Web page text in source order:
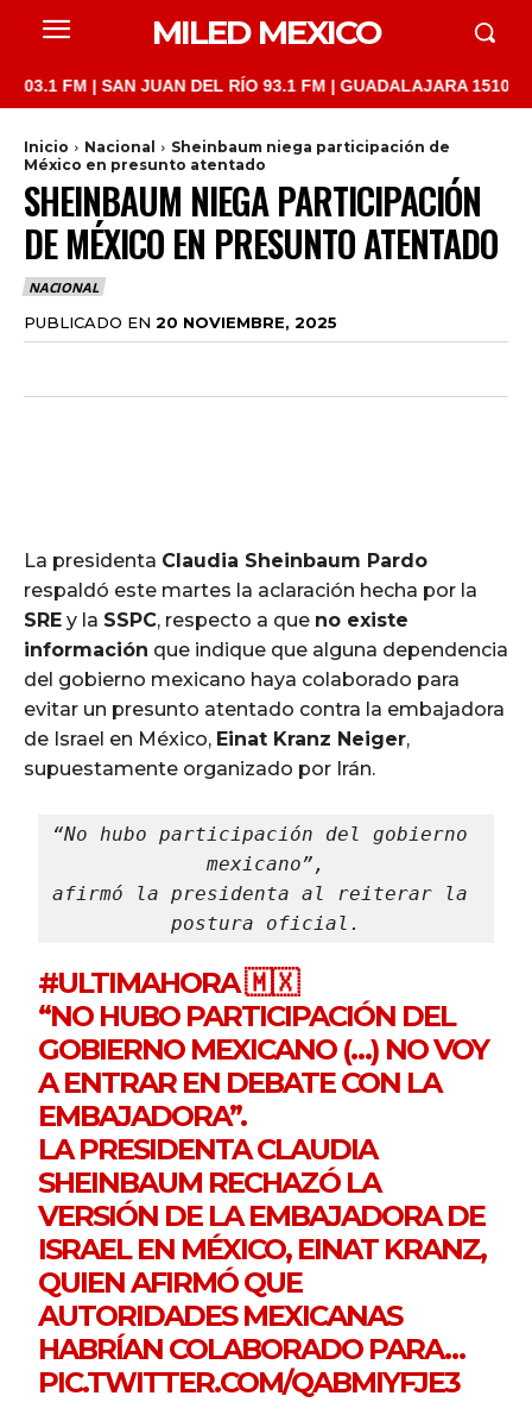
MILED MEXICO
FM | SAN JUAN DEL RÍO 93.1 FM | GUADALAJARA 1510 AM
Inicio Nacional
Sheinbaum niega participación de
México en presunto atentado
SHEINBAUM NIEGA PARTICIPACIÓN
DE MÉXICO EN PRESUNTO ATENTADO
NACIONAL
PUBLICADO EN 20 NOVIEMBRE, 2025
La presidenta Claudia Sheinbaum Pardo
respaldó este martes la aclaración hecha por la
SRE y la SSPC, respecto a que no existe
información que indique que alguna dependencia
del gobierno mexicano haya colaborado para
evitar un presunto atentado contra la embajadora
de Israel en México, Einat Kranz Neiger,
supuestamente organizado por Irán.
“No hubo participación del gobierno
mexicano”,
afirmó la presidenta al reiterar la
postura oficial.
#ULTIMAHORA🇲🇽
“NO HUBO PARTICIPACIÓN DEL
GOBIERNO MEXICANO (…) NO VOY
A ENTRAR EN DEBATE CON LA
EMBAJADORA”.
LA PRESIDENTA CLAUDIA
SHEINBAUM RECHAZÓ LA
VERSIÓN DE LA EMBAJADORA DE
ISRAEL EN MÉXICO, EINAT KRANZ,
QUIEN AFIRMÓ QUE
AUTORIDADES MEXICANAS
HABRÍAN COLABORADO PARA…
PIC.TWITTER.COM/QABMIYFJE3